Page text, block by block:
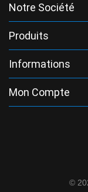
Notre Société
Produits
Informations
Mon Compte
©